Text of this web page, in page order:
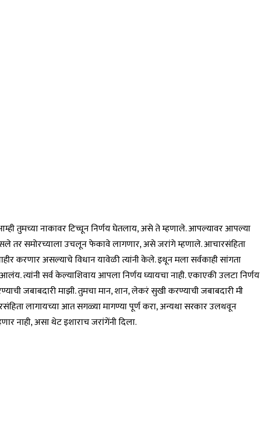
तुमच्या नाकावर टिच्चून निर्णय घेतलाय, असे ते म्हणाले. आपल्यावर आपल्या
तर समोरच्याला उचलून फेकावे लागणार, असे जरांगे म्हणाले. आचारसंहिता
करणार असल्याचे विधान यावेळी त्यांनी केले. इथून मला सर्वकाही सांगता
त्यांनी सर्व केल्याशिवाय आपला निर्णय घ्यायचा नाही. एकाएकी उलटा निर्णय
जबाबदारी माझी. तुमचा मान, शान, लेकरं सुखी करण्याची जबाबदारी मी
लागायच्या आत सगळ्या मागण्या पूर्ण करा, अन्यथा सरकार उलथवून
नाही, असा थेट इशाराच जरांगेंनी दिला.